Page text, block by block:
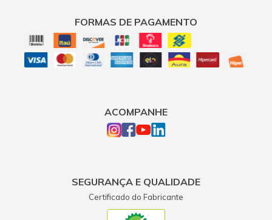
FORMAS DE PAGAMENTO
ACOMPANHE
SEGURANÇA E QUALIDADE
Certificado do Fabricante